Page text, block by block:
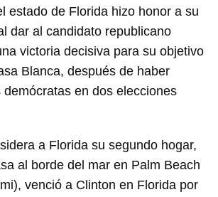
estado de Florida hizo honor a su
dar al candidato republicano
victoria decisiva para su objetivo
Blanca, después de haber
en dos elecciones
a Florida su segundo hogar,
al borde del mar en Palm Beach
venció a Clinton en Florida por